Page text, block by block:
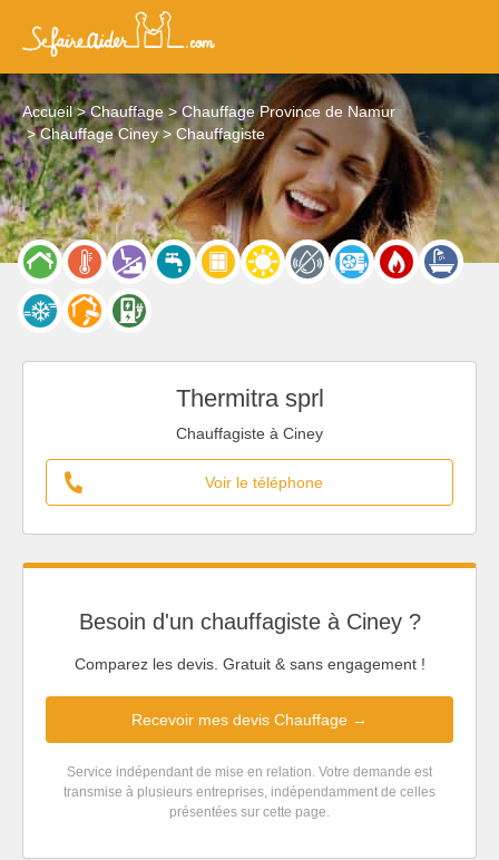
Accueil Chauffage
Chauffage Province de Namur
Chauffage Ciney
Chauffagiste
Thermitra sprl
Chauffagiste à Ciney
Voir le téléphone
Besoin d'un chauffagiste à Ciney ?
Comparez les devis. Gratuit & sans engagement !
Recevoir mes devis Chauffage →
Service indépendant de mise en relation. Votre demande est
transmise à plusieurs entreprises, indépendamment de celles
présentées sur cette page.